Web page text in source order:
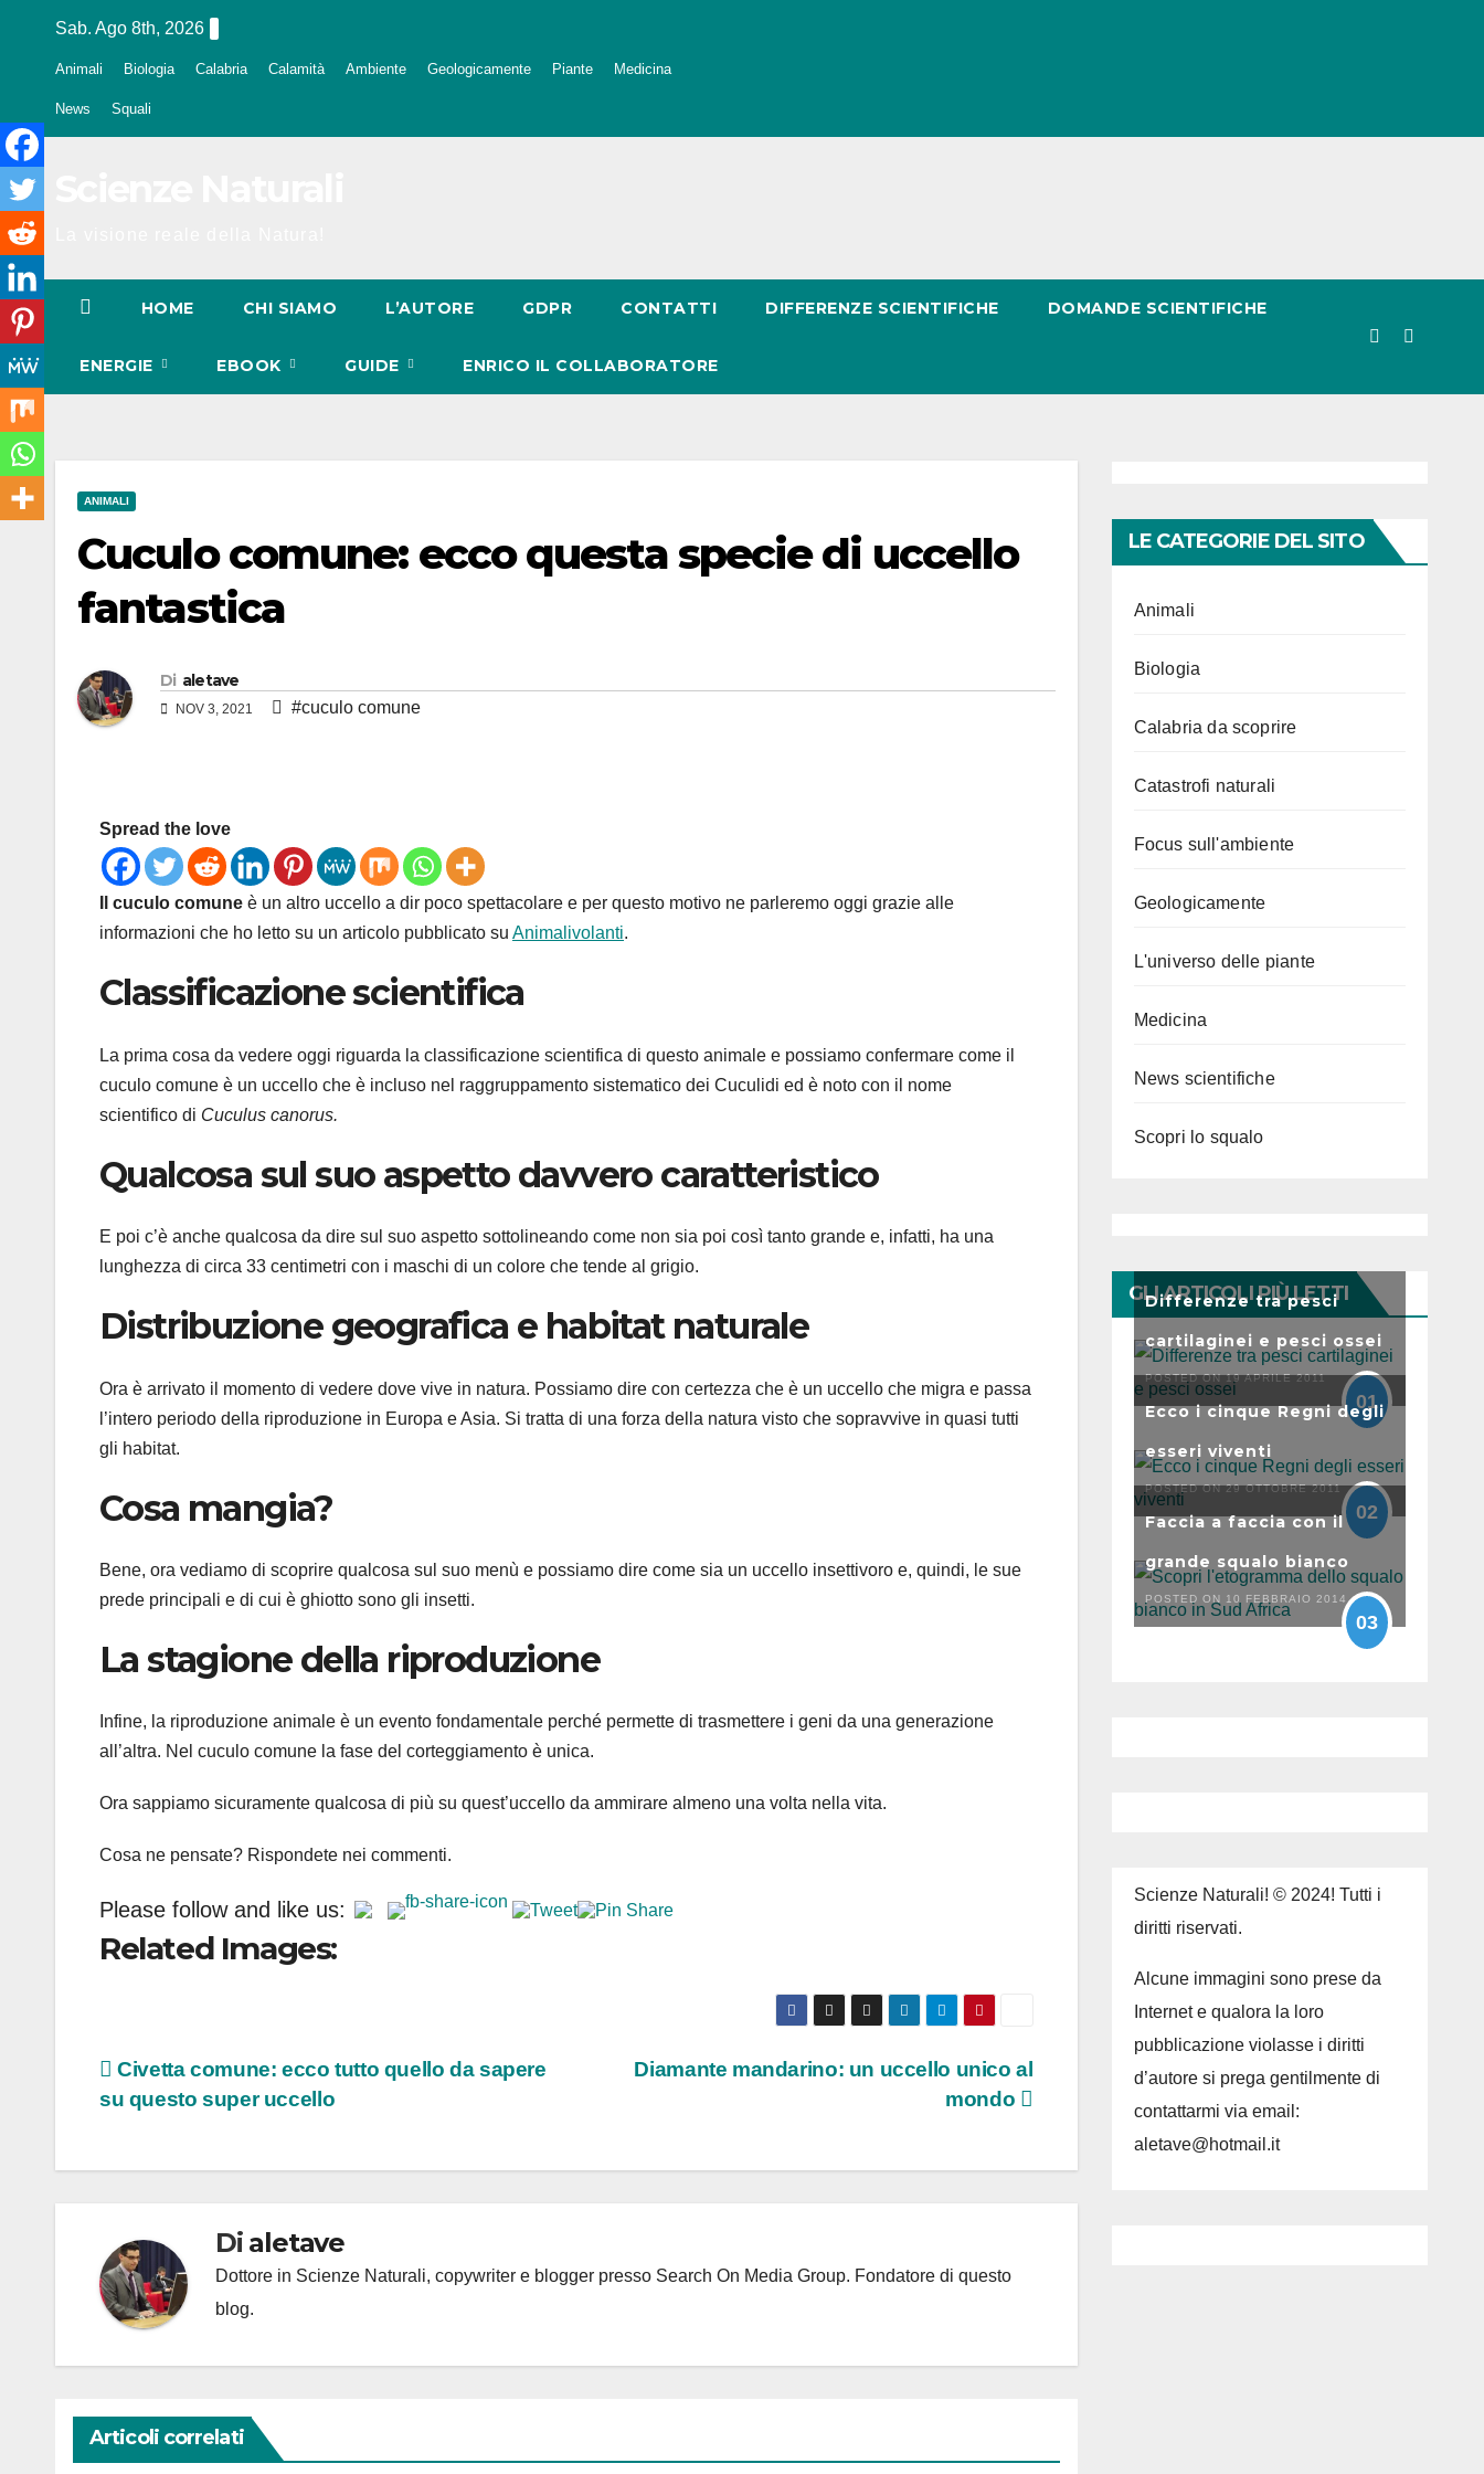
Sab. Ago 8th, 2026
Animali Biologia Calabria Calamità Ambiente Geologicamente Piante Medicina
News Squali
HOME CHI SIAMO L’AUTORE GDPR CONTATTI DIFFERENZE SCIENTIFICHE DOMANDE SCIENTIFICHE
ENERGIE EBOOK GUIDE ENRICO IL COLLABORATORE
ANIMALI
Cuculo comune: ecco questa specie di uccello
fantastica
Di aletave
NOV 3, 2021 #cuculo comune
Spread the love
Il cuculo comune è un altro uccello a dir poco spettacolare e per questo motivo ne parleremo oggi grazie alle
informazioni che ho letto su un articolo pubblicato su Animalivolanti.
Classificazione scientifica
La prima cosa da vedere oggi riguarda la classificazione scientifica di questo animale e possiamo confermare come il
cuculo comune è un uccello che è incluso nel raggruppamento sistematico dei Cuculidi ed è noto con il nome
scientifico di Cuculus canorus.
Qualcosa sul suo aspetto davvero caratteristico
E poi c’è anche qualcosa da dire sul suo aspetto sottolineando come non sia poi così tanto grande e, infatti, ha una
lunghezza di circa 33 centimetri con i maschi di un colore che tende al grigio.
Distribuzione geografica e habitat naturale
Ora è arrivato il momento di vedere dove vive in natura. Possiamo dire con certezza che è un uccello che migra e passa
l’intero periodo della riproduzione in Europa e Asia. Si tratta di una forza della natura visto che sopravvive in quasi tutti
gli habitat.
Cosa mangia?
Bene, ora vediamo di scoprire qualcosa sul suo menù e possiamo dire come sia un uccello insettivoro e, quindi, le sue
prede principali e di cui è ghiotto sono gli insetti.
La stagione della riproduzione
Infine, la riproduzione animale è un evento fondamentale perché permette di trasmettere i geni da una generazione
all’altra. Nel cuculo comune la fase del corteggiamento è unica.
Ora sappiamo sicuramente qualcosa di più su quest’uccello da ammirare almeno una volta nella vita.
Cosa ne pensate? Rispondete nei commenti.
Please follow and like us:
Related Images:
Navigazione
articoli
Diamante mandarino: un uccello unico al
mondo
Civetta comune: ecco tutto quello da sapere
su questo super uccello
Di aletave
Dottore in Scienze Naturali, copywriter e blogger presso Search On Media Group. Fondatore di questo
blog.
Articoli correlati
LE CATEGORIE DEL SITO
Animali
Biologia
Calabria da scoprire
Catastrofi naturali
Focus sull'ambiente
Geologicamente
L'universo delle piante
Medicina
News scientifiche
Scopri lo squalo
GLI ARTICOLI PIÙ LETTI
Differenze tra pesci
cartilaginei e pesci ossei
POSTED ON 19 APRILE 2011
01
Ecco i cinque Regni degli
esseri viventi
POSTED ON 29 OTTOBRE 2011
02
Faccia a faccia con il
grande squalo bianco
POSTED ON 10 FEBBRAIO 2014
03
Scienze Naturali! © 2024! Tutti i
diritti riservati.
Alcune immagini sono prese da
Internet e qualora la loro
pubblicazione violasse i diritti
d’autore si prega gentilmente di
contattarmi via email:
aletave@hotmail.it